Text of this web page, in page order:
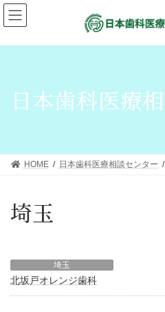
日本歯科医療
HOME 日本歯科医療相談センター
埼玉
埼玉
北坂戸オレンジ歯科